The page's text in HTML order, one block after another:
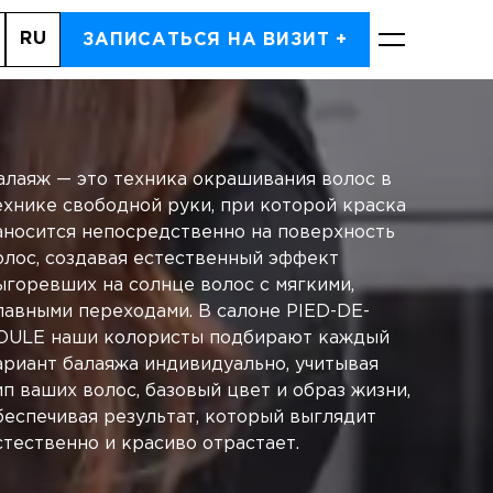
(SOUTH KENSINGTON)
RU ЗАПИСАТЬСЯ НА ВИЗИТ +
— это техника окрашивания волос в
свободной руки, при которой краска
непосредственно на поверхность
создавая естественный эффект
на солнце волос с мягкими,
переходами. В салоне PIED-DE-
наши колористы подбирают каждый
балаяжа индивидуально, учитывая
ваших волос, базовый цвет и образ жизни,
результат, который выглядит
и красиво отрастает.
Корзина
ВЫБРАТЬ УСЛУГИ